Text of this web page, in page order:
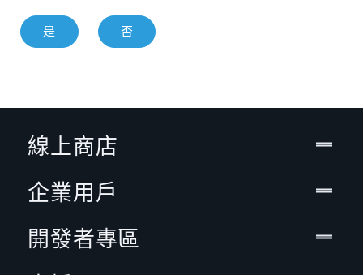
是 否
線上商店
企業用戶
開發者專區